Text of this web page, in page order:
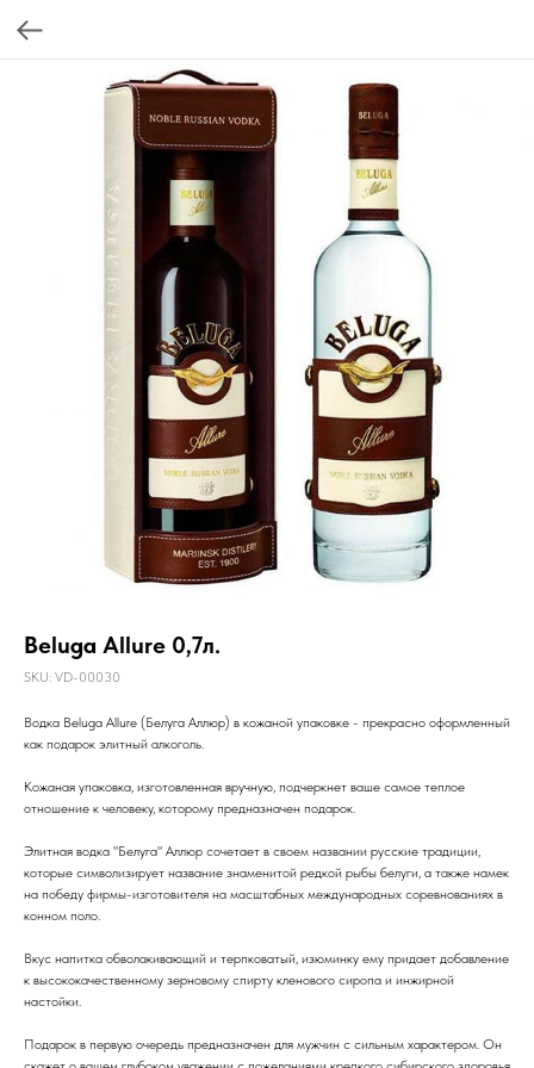
Beluga Allure 0,7л.
SKU: VD-00030
Водка Beluga Allure (Белуга Аллюр) в кожаной упаковке - прекрасно оформленный
как подарок элитный алкоголь.
Кожаная упаковка, изготовленная вручную, подчеркнет ваше самое теплое
отношение к человеку, которому предназначен подарок.
Элитная водка "Белуга" Аллюр сочетает в своем названии русские традиции,
которые символизирует название знаменитой редкой рыбы белуги, а также намек
на победу фирмы-изготовителя на масштабных международных соревнованиях в
конном поло.
Вкус напитка обволакивающий и терпковатый, изюминку ему придает добавление
к высококачественному зерновому спирту кленового сиропа и инжирной
настойки.
Подарок в первую очередь предназначен для мужчин с сильным характером. Он